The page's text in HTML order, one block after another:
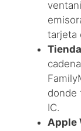
tarjeta
donde
IC.
Apple